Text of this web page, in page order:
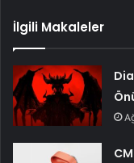
İlgili Makaleler